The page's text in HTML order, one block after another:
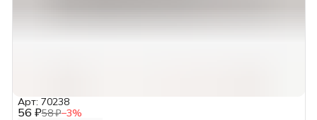
56 ₽58 ₽−3%
Арт: 70238